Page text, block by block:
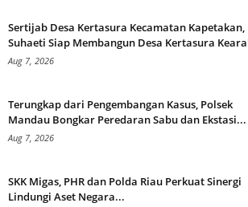
Sertijab Desa Kertasura Kecamatan Kapetakan,
Suhaeti Siap Membangun Desa Kertasura
Aug 7, 2026
Terungkap dari Pengembangan Kasus, Polsek
Mandau Bongkar Peredaran Sabu dan Ekstasi...
Aug 7, 2026
SKK Migas, PHR dan Polda Riau Perkuat Sinergi
Lindungi Aset Negara...